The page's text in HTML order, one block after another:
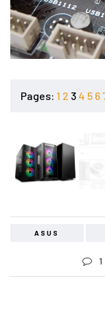
Pages: 1 2 3 4 5 6
ASUS
1